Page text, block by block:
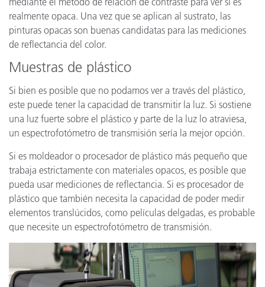
realmente opaca. Una vez que se aplican al sustrato, las
pinturas opacas son buenas candidatas para las mediciones
de reflectancia del color.
Muestras de plástico
Si bien es posible que no podamos ver a través del plástico,
este puede tener la capacidad de transmitir la luz. Si sostiene
una luz fuerte sobre el plástico y parte de la luz lo atraviesa,
un espectrofotómetro de transmisión sería la mejor opción.
Si es moldeador o procesador de plástico más pequeño que
trabaja estrictamente con materiales opacos, es posible que
pueda usar mediciones de reflectancia. Si es procesador de
plástico que también necesita la capacidad de poder medir
elementos translúcidos, como películas delgadas, es probable
que necesite un espectrofotómetro de transmisión.